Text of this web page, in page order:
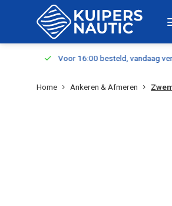
Voor 16:00 besteld, vandaag
Home Ankeren & Afmeren